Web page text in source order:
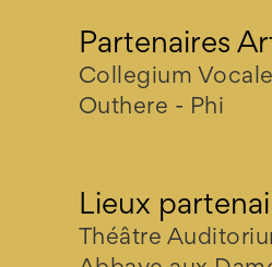
Partenaires
Collegium
Outhere - Phi
Lieux
Théâtre